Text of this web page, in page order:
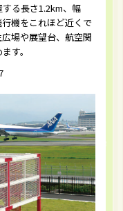
る長さ1.2km、幅
機をこれほど近くで
場や展望台、航空関
す。